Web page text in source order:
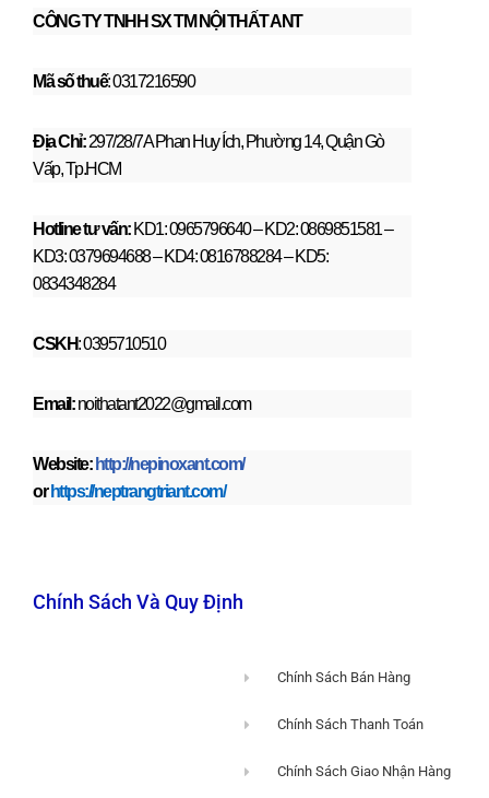
CÔNG TY TNHH SX TM NỘI THẤT ANT
Mã số thuế: 0317216590
Địa Chỉ:297/28/7A Phan Huy Ích, Phường 14, Quận Gò
Vấp, Tp.HCM
Hotline tư vấn:KD1: 0965796640 – KD2: 0869851581 –
KD3: 0379694688 – KD4: 0816788284 – KD5:
0834348284
CSKH: 0395710510
Email:noithatant2022@gmail.com
Website: http://nepinoxant.com/
or https://neptrangtriant.com/
Chính Sách Và Quy Định
Chính Sách Bán Hàng
Chính Sách Thanh Toán
Chính Sách Giao Nhận Hàng